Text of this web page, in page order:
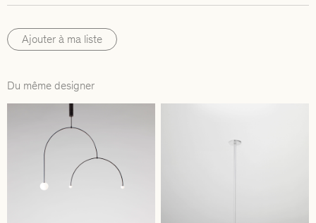
Ajouter à ma liste
Du même designer